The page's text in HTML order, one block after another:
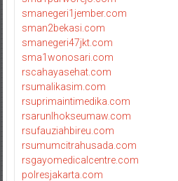
smanegeri1jember.com
sman2bekasi.com
smanegeri47jkt.com
sma1wonosari.com
rscahayasehat.com
rsumalikasim.com
rsuprimaintimedika.com
rsarunlhokseumaw.com
rsufauziahbireu.com
rsumumcitrahusada.com
rsgayomedicalcentre.com
polresjakarta.com